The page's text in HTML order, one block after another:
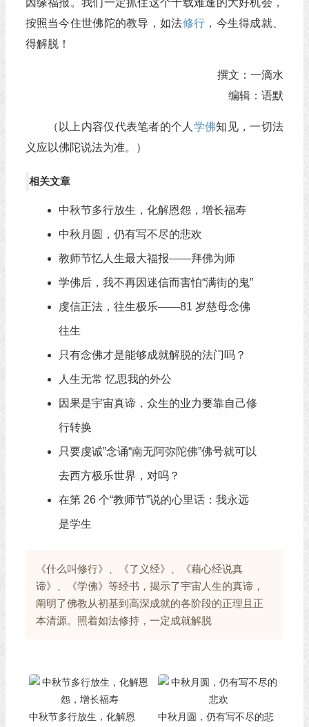
因缘福报。我们一定抓住这个千载难逢的大好机会，
按照当今住世佛陀的教导，如法修行 ，今生得成就、
得解脱！
撰文：一滴水
编辑：语默
（以上内容仅代表笔者的个人 学佛知见，一切法
义应以佛陀说法为准。）
相关文章
中秋节多行放生，化解恩怨，增长福寿
中秋月圆，仍有写不尽的悲欢
教师节忆人生最大福报——拜佛为师
学佛后，我不再因迷信而害怕“满街的鬼”
虔信正法，往生极乐——81 岁慈母念佛
往生
只有念佛才是能够成就解脱的法门吗？
人生无常 忆思我的外公
因果是宇宙真谛，众生的业力要靠自己修
行转换
只要虔诚”念诵“南无阿弥陀佛”佛号就可以
去西方极乐世界，对吗？
在第 26 个“教师节”说的心里话：我永远
是学生
《什么叫修行》、《了义经》、《藉心经说真
谛》、《学佛》等经书，揭示了宇宙人生的真谛，
阐明了佛教从初基到高深成就的各阶段的正理且正
本清源。照着如法修持，一定成就解脱
中秋节多行放生，化解恩
中秋月圆，仍有写不尽的悲